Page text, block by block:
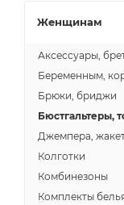
Женщинам
Аксессуары,
Беременным,
Брюки, бриджи
Бюстгальтеры,
Джемпера,
Колготки
Комбинезоны
Комплекты